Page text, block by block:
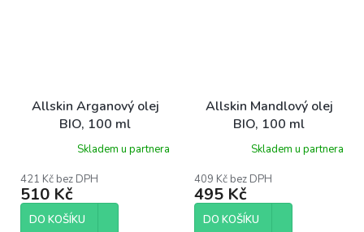
Allskin Arganový olej
BIO, 100 ml
Skladem u partnera
421 Kč bez DPH
510 Kč
DO KOŠÍKU
Allskin Mandlový olej
BIO, 100 ml
Skladem u partnera
409 Kč bez DPH
495 Kč
DO KOŠÍKU